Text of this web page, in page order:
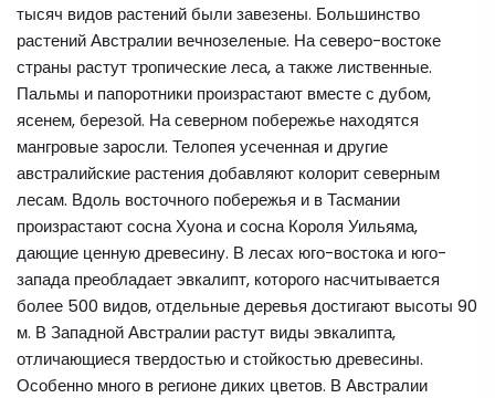
тысяч видов растений были завезены. Большинство
растений Австралии вечнозеленые. На северо-востоке
страны растут тропические леса, а также лиственные.
Пальмы и папоротники произрастают вместе с дубом,
ясенем, березой. На северном побережье находятся
мангровые заросли. Телопея усеченная и другие
австралийские растения добавляют колорит северным
лесам. Вдоль восточного побережья и в Тасмании
произрастают сосна Хуона и сосна Короля Уильяма,
дающие ценную древесину. В лесах юго-востока и юго-
запада преобладает эвкалипт, которого насчитывается
более 500 видов, отдельные деревья достигают высоты 90
м. В Западной Австралии растут виды эвкалипта,
отличающиеся твердостью и стойкостью древесины.
Особенно много в регионе диких цветов. В Австралии